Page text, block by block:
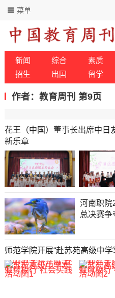
菜单
新闻 综合 素质
招生
出国 留学
作者：教育周刊 第9页
花王（中国）董事长出席中日友好迎春
新乐章
河南职院
总决赛争
师范学院开展“赴苏苑高级中